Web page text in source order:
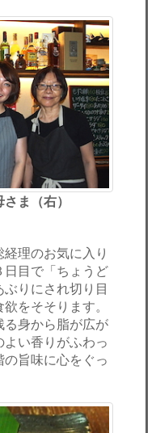
ま（右）
理のお気に入り
日目で「ちょうど
りにされ切り目
をそそります。
身から脂が広が
い香りがふわっ
旨味に心をぐっ